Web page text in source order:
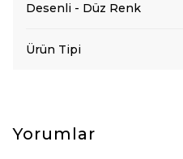
Desenli - Düz Renk
Ürün Tipi
Yorumlar